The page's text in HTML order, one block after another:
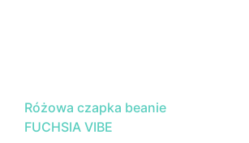
Różowa czapka beanie
FUCHSIA VIBE